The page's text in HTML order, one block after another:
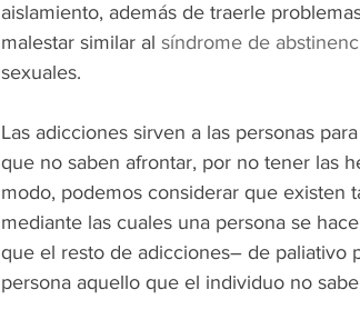
aislamiento, además de traerle
malestar similar al síndrome de
sexuales.
Las adicciones sirven a las personas
que no saben afrontar, por no tener las
modo, podemos considerar que existen
mediante las cuales una persona se
que el resto de adicciones– de paliativo
persona aquello que el individuo no